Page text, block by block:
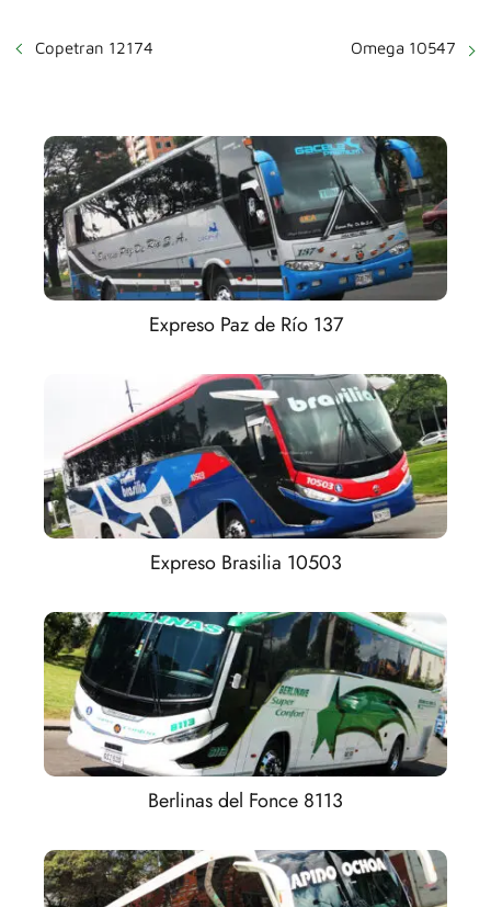
Copetran 12174 Omega 10547
Expreso Paz de Río 137
Expreso Brasilia 10503
Berlinas del Fonce 8113